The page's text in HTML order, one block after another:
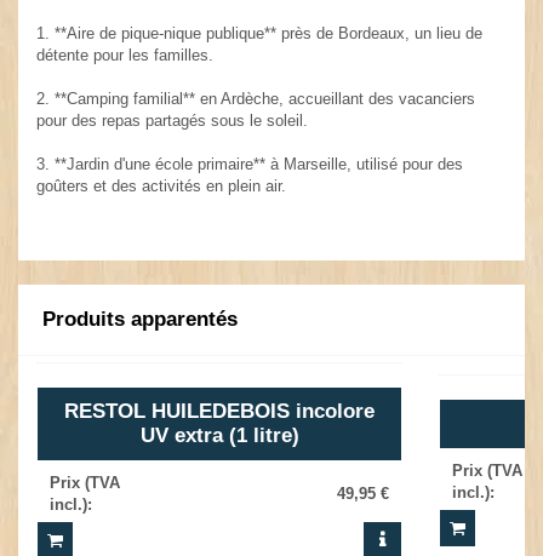
1. **Aire de pique-nique publique** près de Bordeaux, un lieu de
détente pour les familles.
2. **Camping familial** en Ardèche, accueillant des vacanciers
pour des repas partagés sous le soleil.
3. **Jardin d'une école primaire** à Marseille, utilisé pour des
goûters et des activités en plein air.
Produits apparentés
RESTOL HUILEDEBOIS incolore
UV extra (1 litre)
Prix (TVA
incl.):
49,95 €
Prix (TVA
incl.):